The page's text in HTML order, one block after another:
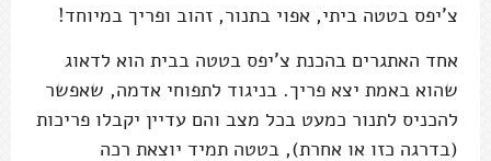
צ'יפס בטטה ביתי, אפוי בתנור, זהוב ופריך במיוחד!
אחד האתגרים בהכנת צ'יפס בטטה בבית הוא לדאוג
שהוא באמת יצא פריך. בניגוד לתפוחי אדמה, שאפשר
להכניס לתנור כמעט בכל מצב והם עדיין יקבלו פריכות
(בדרגה כזו או אחרת), בטטה תמיד יוצאת רכה